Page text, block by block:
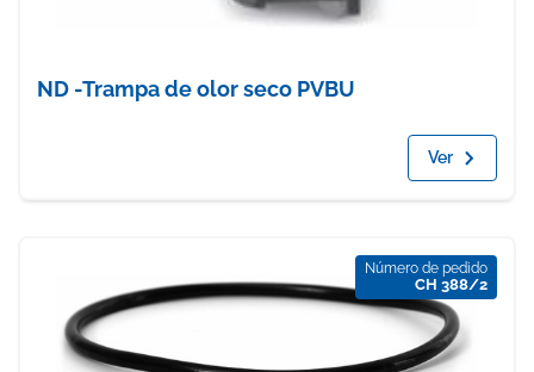
ND -Trampa de olor seco PVBU
Ver
Número de pedido
CH 388/2